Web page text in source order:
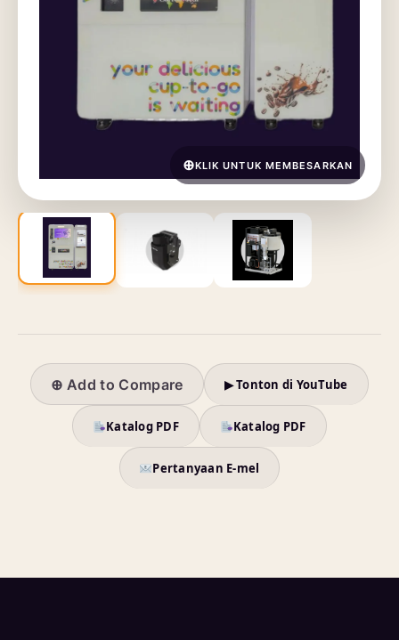
KLIK UNTUK MEMBESARKAN
⊕ Add to Compare ▶ Tonton di YouTube
Katalog PDF Katalog PDF
Pertanyaan E-mel